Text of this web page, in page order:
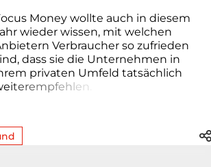
Money wollte auch in diesem
wieder wissen, mit welchen
Verbraucher so zufrieden
dass sie die Unternehmen in
privaten Umfeld tatsächlich
iterempfehlen